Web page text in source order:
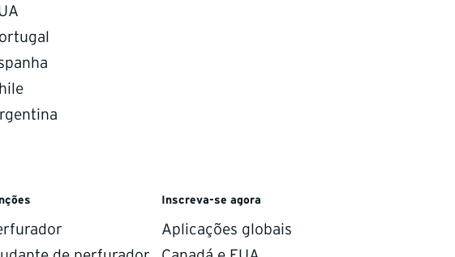
Inscreva-se agora
Aplicações globais
on both sides of the border.